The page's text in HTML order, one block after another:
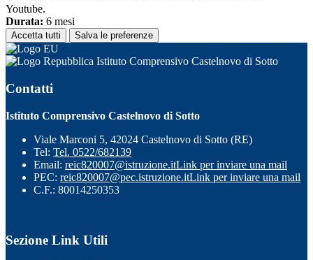
Youtube.
Durata: 6 mesi
Accetta tutti Salva le preferenze
Istituto Comprensivo Castelnovo di Sotto
Contatti
Istituto Comprensivo Castelnovo di Sotto
Viale Marconi 5, 42024 Castelnovo di Sotto (RE)
Tel: Tel. 0522/682139
Email: reic820007@istruzione.itLink per inviare una mail
PEC: reic820007@pec.istruzione.itLink per inviare una mail
C.F.: 80014250353
Sezione Link Utili